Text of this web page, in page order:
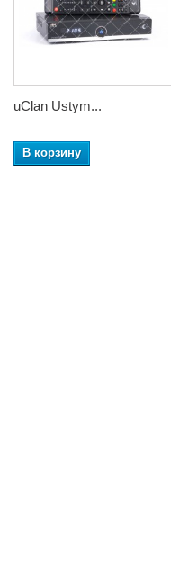
uClan Ustym...
В корзину